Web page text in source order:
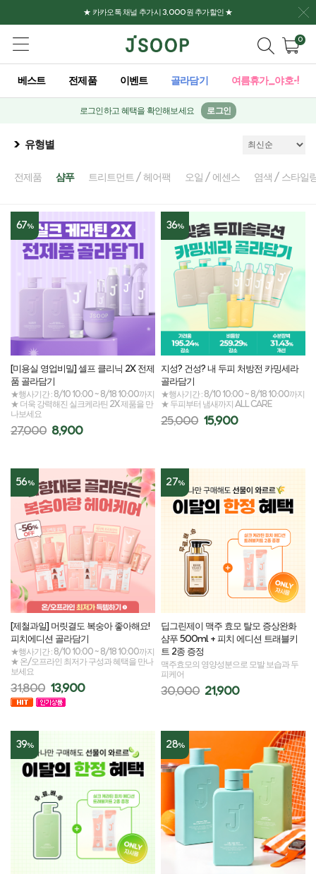
★ 카카오톡 채널 추가시 3,000원 추가할인 ★
0
베스트 전제품 이벤트 골라담기 여름휴가_야호-!
로그인하고 혜택을 확인해보세요 로그인
유형별
전제품 샴푸 트리트먼트 / 헤어팩 오일 / 에센스 염색 / 스타일
67%
[미용실 영업비밀] 셀프 클리닉 2X 전제
품 골라담기
★행사기간 : 8/10 10:00 ~ 8/18 10:00까지
★ 더욱 강력해진 실크케라틴 2X 제품을 만
나보세요
27,000 8,900
36%
지성? 건성? 내 두피 처방전 카밍세라
골라담기
★행사기간 : 8/10 10:00 ~ 8/18 10:00까지
★ 두피부터 냄새까지 ALL CARE
25,000 15,900
56%
[제철과일] 머릿결도 복숭아 좋아해요!
피치에디션 골라담기
★행사기간 : 8/10 10:00 ~ 8/18 10:00까지
★ 온/오프라인 최저가 구성과 혜택을 만나
보세요
31,800 13,900
27%
딥그린제이 맥주 효모 탈모 증상완화
샴푸 500ml + 피치 에디션 트래블키
트 2종 증정
맥주효모의 영양성분으로 모발 보습과 두
피케어
30,000 21,900
39% 28%